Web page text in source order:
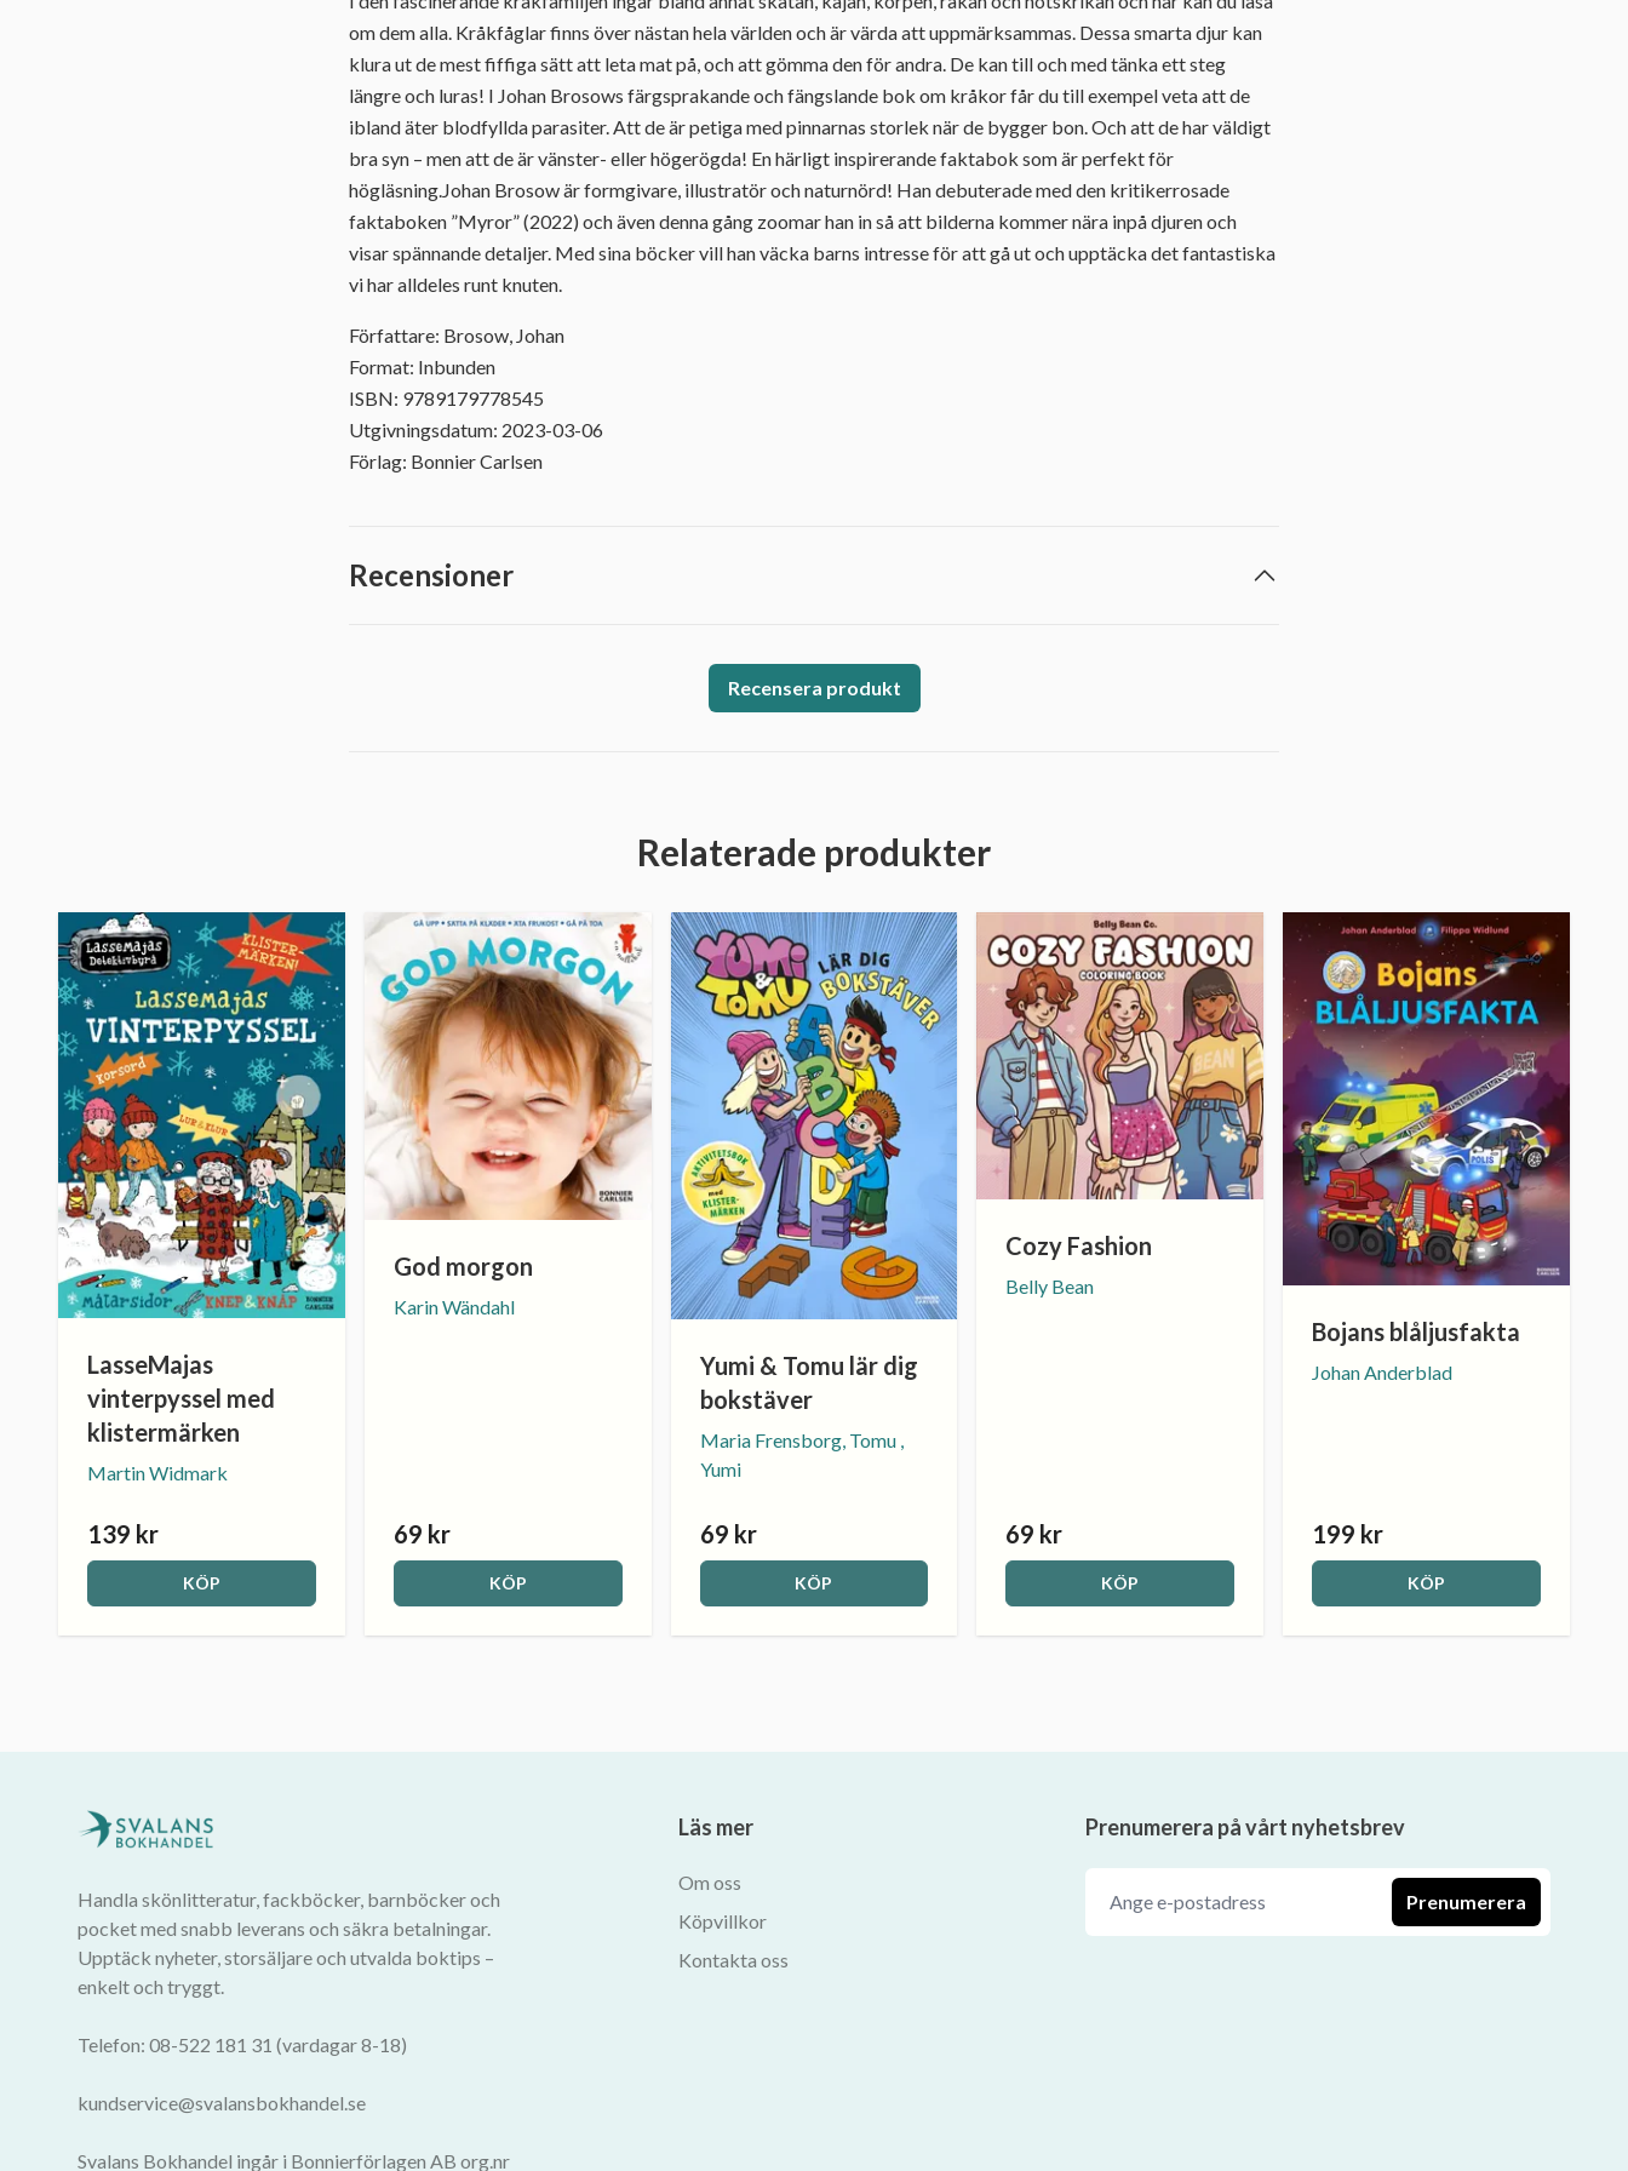
om dem alla. Kråkfåglar finns över nästan hela världen och är värda att uppmärksammas. Dessa smarta djur kan
klura ut de mest fiffiga sätt att leta mat på, och att gömma den för andra. De kan till och med tänka ett steg
längre och luras! I Johan Brosows färgsprakande och fängslande bok om kråkor får du till exempel veta att de
ibland äter blodfyllda parasiter. Att de är petiga med pinnarnas storlek när de bygger bon. Och att de har väldigt
bra syn – men att de är vänster- eller högerögda! En härligt inspirerande faktabok som är perfekt för
högläsning.Johan Brosow är formgivare, illustratör och naturnörd! Han debuterade med den kritikerrosade
faktaboken ”Myror” (2022) och även denna gång zoomar han in så att bilderna kommer nära inpå djuren och
visar spännande detaljer. Med sina böcker vill han väcka barns intresse för att gå ut och upptäcka det fantastiska
vi har alldeles runt knuten.
Författare: Brosow, Johan
Format: Inbunden
ISBN: 9789179778545
Utgivningsdatum: 2023-03-06
Förlag: Bonnier Carlsen
Recensioner
Recensera produkt
Relaterade produkter
LasseMajas
vinterpyssel med
klistermärken
Martin Widmark
139 kr
KÖP
God morgon
Karin Wändahl
69 kr
KÖP
Yumi & Tomu lär dig
bokstäver
Maria Frensborg, Tomu ,
Yumi
69 kr
KÖP
Cozy Fashion
Belly Bean
69 kr
KÖP
Bojans blåljusfakta
Johan Anderblad
199 kr
KÖP
Handla skönlitteratur, fackböcker, barnböcker och
pocket med snabb leverans och säkra betalningar.
Upptäck nyheter, storsäljare och utvalda boktips –
enkelt och tryggt.
Telefon: 08-522 181 31 (vardagar 8-18)
kundservice@svalansbokhandel.se
Svalans Bokhandel ingår i Bonnierförlagen AB org.nr
Läs mer
Om oss
Köpvillkor
Kontakta oss
Prenumerera på vårt nyhetsbrev
Prenumerera